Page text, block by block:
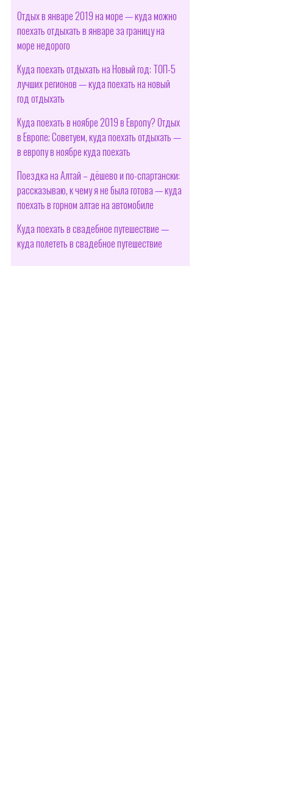
Отдых в январе 2019 на море — куда можно
поехать отдыхать в январе за границу на
море недорого
Куда поехать отдыхать на Новый год: ТОП-5
лучших регионов — куда поехать на новый
год отдыхать
Куда поехать в ноябре 2019 в Европу? Отдых
в Европе; Советуем, куда поехать отдыхать —
в европу в ноябре куда поехать
Поездка на Алтай – дёшево и по-спартански:
рассказываю, к чему я не была готова — куда
поехать в горном алтае на автомобиле
Куда поехать в свадебное путешествие —
куда полететь в свадебное путешествие